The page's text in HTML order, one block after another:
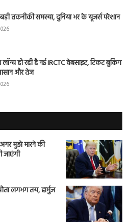
तकनीकी समस्या, दुनिया भर के यूजर्स परेशान
हो रही है नई IRCTC वेबसाइट, टिकट बुकिंग
और तेज
मुझे मारने की
जाएंगी
लगभग तय, हार्मुज